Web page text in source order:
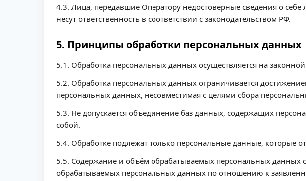
4.3. Лица, передавшие Оператору недостоверные сведения о себе
несут ответственность в соответствии с законодательством РФ.
5. Принципы обработки персональных данных
5.1. Обработка персональных данных осуществляется на
5.2. Обработка персональных данных ограничивается
персональных данных, несовместимая с целями сбора
5.3. Не допускается объединение баз данных, содержащих
собой.
5.4. Обработке подлежат только персональные данные, которые
5.5. Содержание и объём обрабатываемых персональных данных
обрабатываемых персональных данных по отношению к